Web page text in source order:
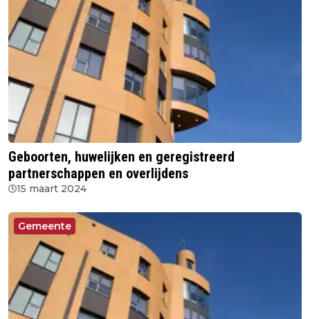
Geboorten, huwelijken en geregistreerd
partnerschappen en overlijdens
15 maart 2024
Gemeente